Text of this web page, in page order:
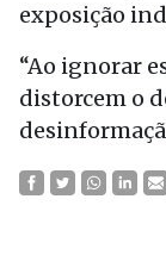
exposição
“Ao ignorar
distorcem o